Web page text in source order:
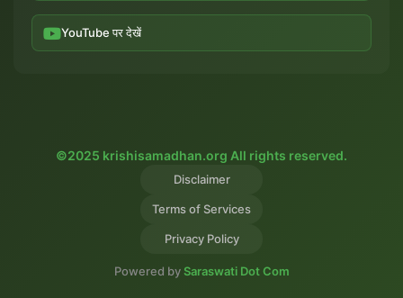
YouTube पर देखें
©2025 krishisamadhan.org All rights reserved.
Disclaimer
Terms of Services
Privacy Policy
Powered bySaraswati Dot Com